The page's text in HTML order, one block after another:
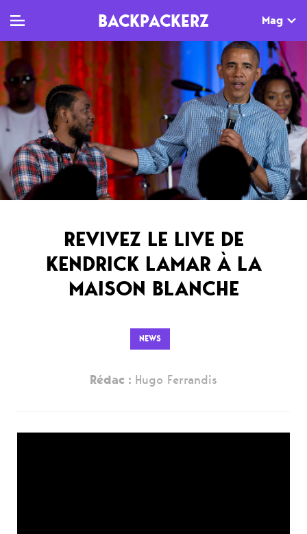
BACKPACKERZ Mag
TV
Clips
Live
Documentaires
MAG
Dossiers
Tops
Interviews
Sorties
Newsletter
AGENDA
Paris
Festivals
REVIVEZ LE LIVE DE
KENDRICK LAMAR À LA
MAISON BLANCHE
NEWS
Rédac : Hugo Ferrandis